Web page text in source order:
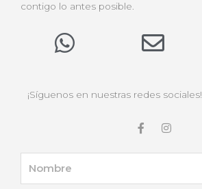
contigo lo antes posible.
¡Síguenos en nuestras redes sociales!